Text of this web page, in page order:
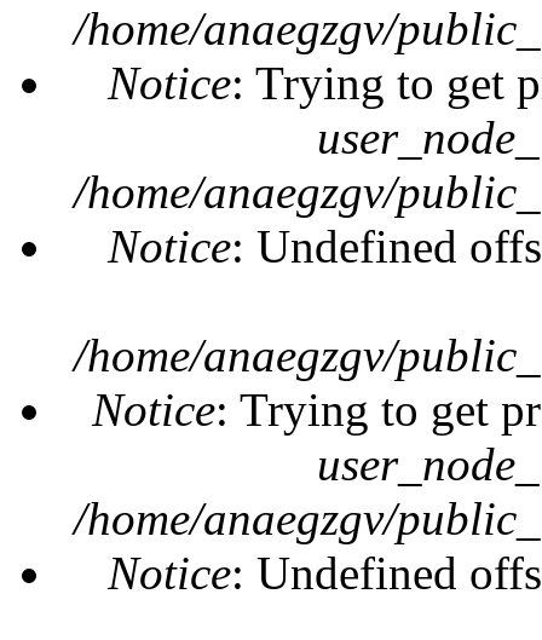
/home/anaegzgv/
Notice: Trying to get
/home/anaegzgv/
Notice: Undefined
/home/anaegzgv/
Notice: Trying to get
/home/anaegzgv/
Notice: Undefined